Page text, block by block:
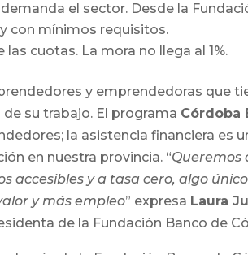
el sector. Desde la
con mínimos requisitos.
cuotas. La mora no llega al 1%.
y emprendedoras que
su trabajo. El programa Córdoba
la asistencia financiera es
en nuestra provincia. “Queremos
y a tasa cero, algo único
y más empleo” expresa Laura
de la Fundación Banco de